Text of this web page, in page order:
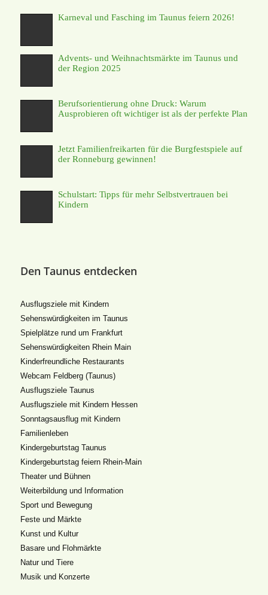
Karneval und Fasching im Taunus feiern 2026!
Advents- und Weihnachtsmärkte im Taunus und
der Region 2025
Berufsorientierung ohne Druck: Warum
Ausprobieren oft wichtiger ist als der perfekte Plan
Jetzt Familienfreikarten für die Burgfestspiele auf
der Ronneburg gewinnen!
Schulstart: Tipps für mehr Selbstvertrauen bei
Kindern
Den Taunus entdecken
Ausflugsziele mit Kindern
Sehenswürdigkeiten im Taunus
Spielplätze rund um Frankfurt
Sehenswürdigkeiten Rhein Main
Kinderfreundliche Restaurants
Webcam Feldberg (Taunus)
Ausflugsziele Taunus
Ausflugsziele mit Kindern Hessen
Sonntagsausflug mit Kindern
Familienleben
Kindergeburtstag Taunus
Kindergeburtstag feiern Rhein-Main
Theater und Bühnen
Weiterbildung und Information
Sport und Bewegung
Feste und Märkte
Kunst und Kultur
Basare und Flohmärkte
Natur und Tiere
Musik und Konzerte